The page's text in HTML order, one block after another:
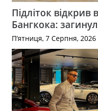
Підліток відкрив
Бангкока:
П’ятниця, 7 Серпня, 2026